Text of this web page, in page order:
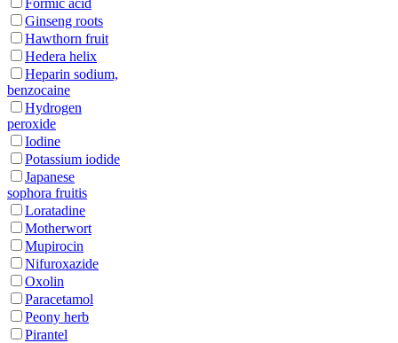
Formic acid
Ginseng roots
Hawthorn fruit
Hedera helix
Heparin sodium,
benzocaine
Hydrogen
peroxide
Iodine
Potassium iodide
Japanese
sophora fruitis
Loratadine
Motherwort
Mupirocin
Nifuroxazide
Oxolin
Paracetamol
Peony herb
Pirantel